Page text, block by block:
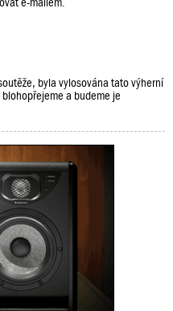
e-mailem.
byla vylosována tato výherní
a budeme je